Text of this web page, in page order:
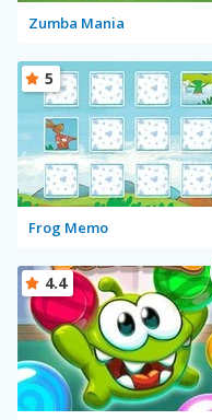
Zumba Mania
Frog Memo
5
4.4